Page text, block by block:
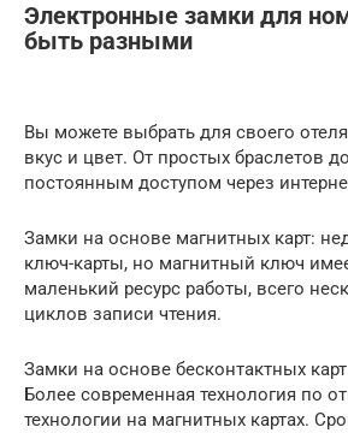
Электронные замки для
быть разными
Вы можете выбрать для своего
вкус и цвет. От простых браслетов
постоянным доступом через
Замки на основе магнитных карт:
ключ-карты, но магнитный ключ
маленький ресурс работы, всего
циклов записи чтения.
Замки на основе бесконтактных
Более современная технология по
технологии на магнитных картах.